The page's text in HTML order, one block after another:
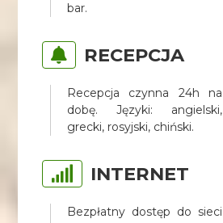
bar.
RECEPCJA
Recepcja czynna 24h na
dobę. Języki: angielski,
grecki, rosyjski, chiński.
INTERNET
Bezpłatny dostęp do sieci